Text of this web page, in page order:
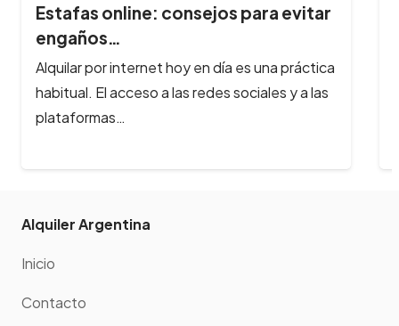
Pase sanitario: todos los requisitos
provinci…
A partir del sábado 1 de enero, comenzará a
regir el pase sanitario en todo el país.
Deberán acreditar este…
Alquiler Argentina
Inicio
Contacto